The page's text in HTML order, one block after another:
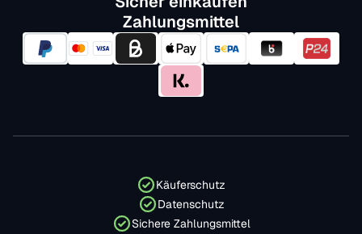
Zahlungsmittel
Käuferschutz
Datenschutz
Sichere Zahlungsmittel